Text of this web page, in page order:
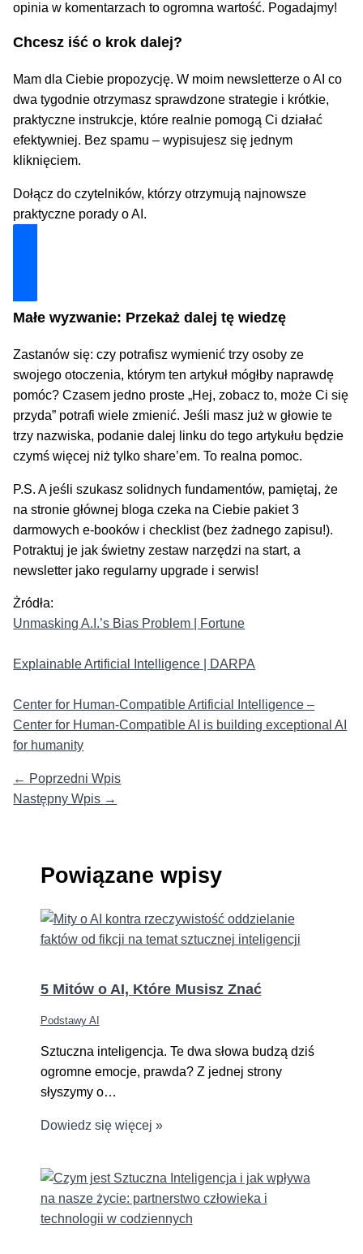
opinia w komentarzach to ogromna wartość. Pogadajmy!
Chcesz iść o krok dalej?
Mam dla Ciebie propozycję. W moim newsletterze o AI co
dwa tygodnie otrzymasz sprawdzone strategie i krótkie,
praktyczne instrukcje, które realnie pomogą Ci działać
efektywniej. Bez spamu – wypisujesz się jednym
kliknięciem.
Dołącz do czytelników, którzy otrzymują najnowsze
praktyczne porady o AI.
Małe wyzwanie: Przekaż dalej tę wiedzę
Zastanów się: czy potrafisz wymienić trzy osoby ze
swojego otoczenia, którym ten artykuł mógłby naprawdę
pomóc? Czasem jedno proste „Hej, zobacz to, może Ci się
przyda” potrafi wiele zmienić. Jeśli masz już w głowie te
trzy nazwiska, podanie dalej linku do tego artykułu będzie
czymś więcej niż tylko share’em. To realna pomoc.
P.S. A jeśli szukasz solidnych fundamentów, pamiętaj, że
na stronie głównej bloga czeka na Ciebie pakiet 3
darmowych e-booków i checklist (bez żadnego zapisu!).
Potraktuj je jak świetny zestaw narzędzi na start, a
newsletter jako regularny upgrade i serwis!
Żródła:
Unmasking A.I.’s Bias Problem | Fortune
Explainable Artificial Intelligence | DARPA
Center for Human-Compatible Artificial Intelligence –
Center for Human-Compatible AI is building exceptional AI
for humanity
← Poprzedni Wpis
Następny Wpis →
Powiązane wpisy
5 Mitów o AI, Które Musisz Znać
Podstawy AI
Sztuczna inteligencja. Te dwa słowa budzą dziś
ogromne emocje, prawda? Z jednej strony
słyszymy o…
Dowiedz się więcej »